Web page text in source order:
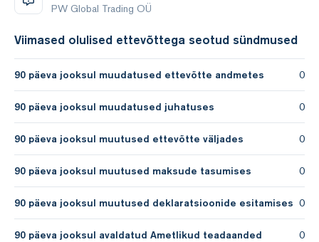
PW Global Trading OÜ
Viimased olulised ettevõttega seotud sündmused
90 päeva jooksul muudatused ettevõtte andmetes 0
90 päeva jooksul muudatused juhatuses 0
90 päeva jooksul muutused ettevõtte väljades 0
90 päeva jooksul muutused maksude tasumises 0
90 päeva jooksul muutused deklaratsioonide esitamises 0
90 päeva jooksul avaldatud Ametlikud teadaanded 0